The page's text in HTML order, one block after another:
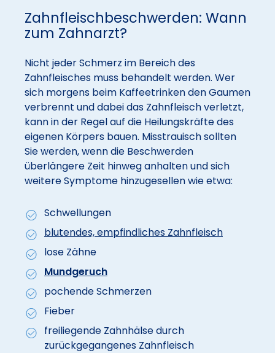
Zahnfleischbeschwerden: Wann
zum Zahnarzt?
Nicht jeder Schmerz im Bereich des
Zahnfleisches muss behandelt werden. Wer
sich morgens beim Kaffeetrinken den Gaumen
verbrennt und dabei das Zahnfleisch verletzt,
kann in der Regel auf die Heilungskräfte des
eigenen Körpers bauen. Misstrauisch sollten
Sie werden, wenn die Beschwerden
überlängere Zeit hinweg anhalten und sich
weitere Symptome hinzugesellen wie etwa:
Schwellungen
blutendes, empfindliches Zahnfleisch
lose Zähne
Mundgeruch
pochende Schmerzen
Fieber
freiliegende Zahnhälse durch
zurückgegangenes Zahnfleisch